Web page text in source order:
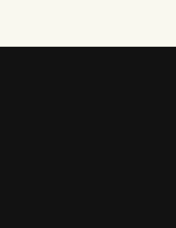
innholdet